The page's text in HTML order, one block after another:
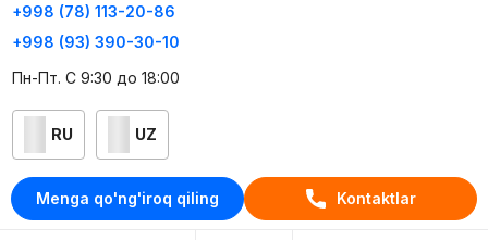
Menga qo'ng'iroq qiling Kontaktlar
+998 (78) 113-20-86
+998 (93) 390-30-10
Пн-Пт. С 9:30 до 18:00
RU UZ
Kontaktlar